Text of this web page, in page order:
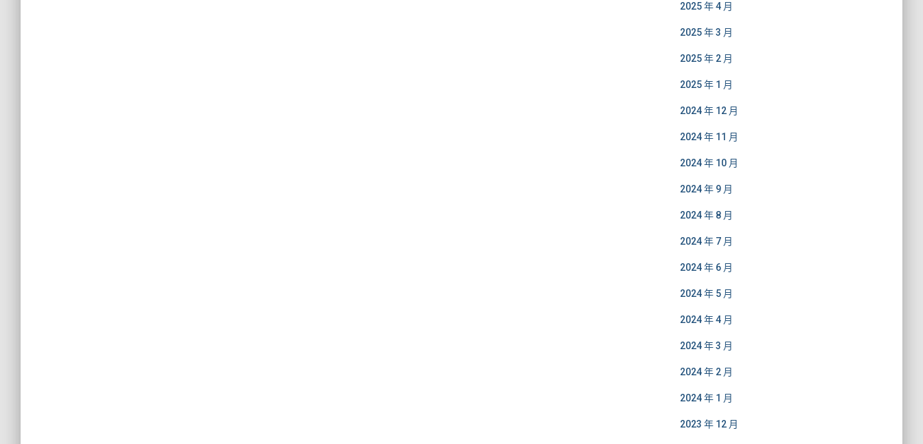
2025 年 4 月
2025 年 3 月
2025 年 2 月
2025 年 1 月
2024 年 12 月
2024 年 11 月
2024 年 10 月
2024 年 9 月
2024 年 8 月
2024 年 7 月
2024 年 6 月
2024 年 5 月
2024 年 4 月
2024 年 3 月
2024 年 2 月
2024 年 1 月
2023 年 12 月